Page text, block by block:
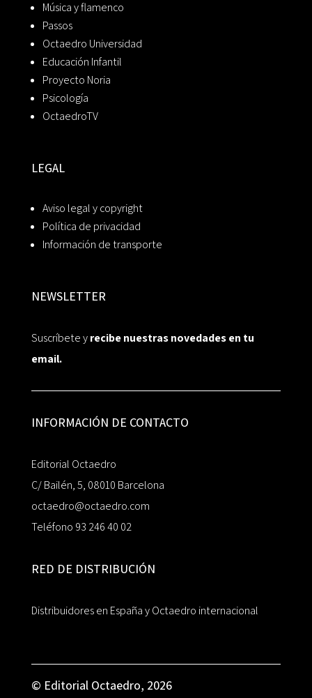
Música y flamenco
Passos
Octaedro Universidad
Educación Infantil
Proyecto Noria
Psicología
OctaedroTV
LEGAL
Aviso legal y copyright
Política de privacidad
Información de transporte
NEWSLETTER
Suscríbete yrecibe nuestras novedades en tu
email.
INFORMACIÓN DE CONTACTO
Editorial Octaedro
C/ Bailén, 5, 08010 Barcelona
octaedro@octaedro.com
Teléfono 93 246 40 02
RED DE DISTRIBUCIÓN
Distribuidores en España y Octaedro internacional
© Editorial Octaedro, 2026